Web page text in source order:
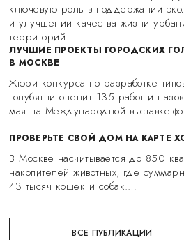
ключевую роль в поддержании
и улучшении качества жизни
территорий.…
ЛУЧШИЕ ПРОЕКТЫ ГОРОДСКИХ
В МОСКВЕ
Жюри конкурса по разработке
голубятни оценит 135 работ и
мая на Международной
…
ПРОВЕРЬТЕ СВОЙ ДОМ НА КАРТЕ
В Москве насчитывается до 850
накопителей животных, где
43 тысяч кошек и собак.…
ВСЕ ПУБЛИКАЦИИ